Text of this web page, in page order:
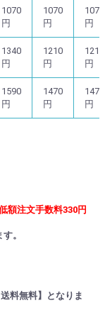
1070
円
1070
円
1070
円
1340
円
1210
円
1210
円
1590
円
1470
円
1470
円
額注文手数料330円
。
料無料】となりま